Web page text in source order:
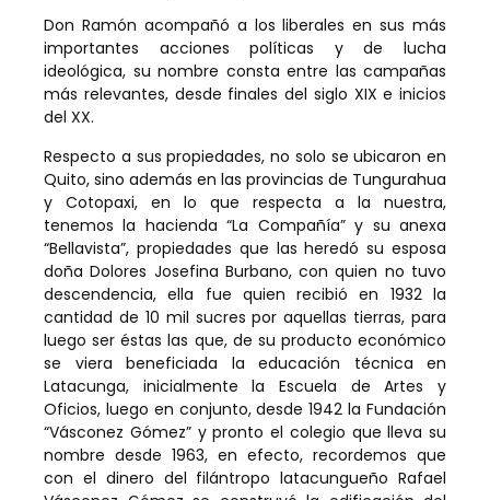
Don Ramón acompañó a los liberales en sus más
importantes acciones políticas y de lucha
ideológica, su nombre consta entre las campañas
más relevantes, desde finales del siglo XIX e inicios
del XX.
Respecto a sus propiedades, no solo se ubicaron en
Quito, sino además en las provincias de Tungurahua
y Cotopaxi, en lo que respecta a la nuestra,
tenemos la hacienda “La Compañía” y su anexa
“Bellavista”, propiedades que las heredó su esposa
doña Dolores Josefina Burbano, con quien no tuvo
descendencia, ella fue quien recibió en 1932 la
cantidad de 10 mil sucres por aquellas tierras, para
luego ser éstas las que, de su producto económico
se viera beneficiada la educación técnica en
Latacunga, inicialmente la Escuela de Artes y
Oficios, luego en conjunto, desde 1942 la Fundación
“Vásconez Gómez” y pronto el colegio que lleva su
nombre desde 1963, en efecto, recordemos que
con el dinero del filántropo latacungueño Rafael